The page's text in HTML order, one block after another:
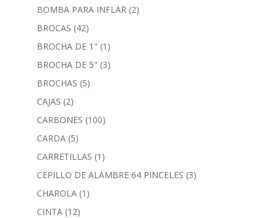
BOMBA PARA INFLAR (2)
BROCAS (42)
BROCHA DE 1" (1)
BROCHA DE 5" (3)
BROCHAS (5)
CAJAS (2)
CARBONES (100)
CARDA (5)
CARRETILLAS (1)
CEPILLO DE ALAMBRE 64 PINCELES (3)
CHAROLA (1)
CINTA (12)